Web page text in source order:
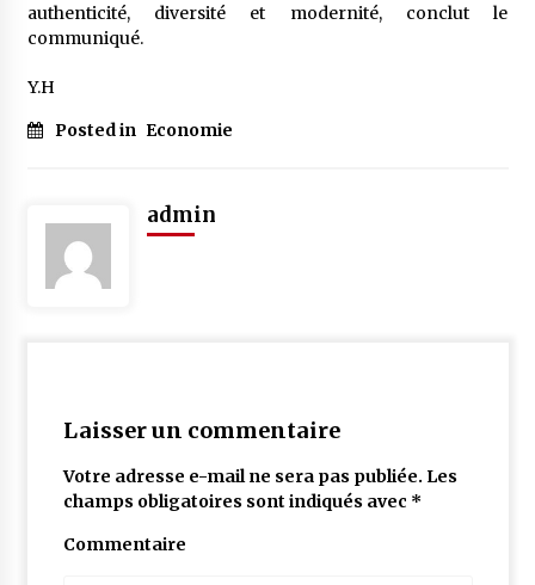
authenticité, diversité et modernité, conclut le
communiqué.
Y.H
Posted in Economie
admin
Laisser un commentaire
Votre adresse e-mail ne sera pas publiée. Les
champs obligatoires sont indiqués avec *
Commentaire